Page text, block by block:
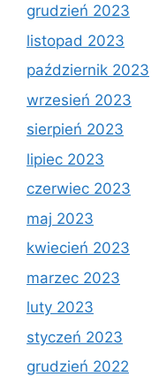
grudzień 2023
listopad 2023
październik 2023
wrzesień 2023
sierpień 2023
lipiec 2023
czerwiec 2023
maj 2023
kwiecień 2023
marzec 2023
luty 2023
styczeń 2023
grudzień 2022